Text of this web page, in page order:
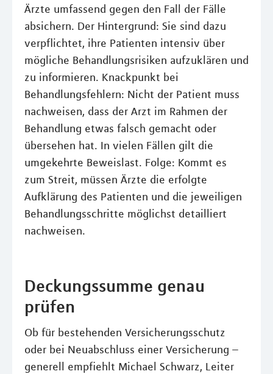
Ärzte umfassend gegen den Fall der Fälle
absichern. Der Hintergrund: Sie sind dazu
verpflichtet, ihre Patienten intensiv über
mögliche Behandlungsrisiken aufzuklären und
zu informieren. Knackpunkt bei
Behandlungsfehlern: Nicht der Patient muss
nachweisen, dass der Arzt im Rahmen der
Behandlung etwas falsch gemacht oder
übersehen hat. In vielen Fällen gilt die
umgekehrte Beweislast. Folge: Kommt es
zum Streit, müssen Ärzte die erfolgte
Aufklärung des Patienten und die jeweiligen
Behandlungsschritte möglichst detailliert
nachweisen.
Deckungssumme genau
prüfen
Ob für bestehenden Versicherungsschutz
oder bei Neuabschluss einer Versicherung –
generell empfiehlt Michael Schwarz, Leiter